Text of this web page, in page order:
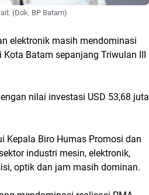
(Dok. BP Batam)
elektronik masih mendominasi
Batam sepanjang Triwulan III
nilai investasi USD 53,68 juta
Kepala Biro Humas Promosi dan
industri mesin, elektronik,
optik dan jam masih dominan.